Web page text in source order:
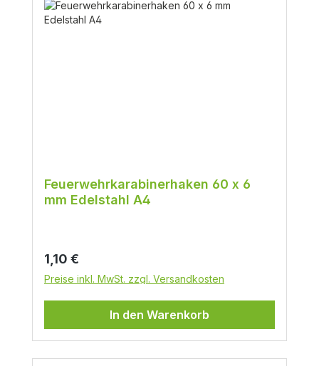
Feuerwehrkarabinerhaken 60 x 6
mm Edelstahl A4
Regulärer Preis:
1,10 €
Preise inkl. MwSt. zzgl. Versandkosten
In den Warenkorb